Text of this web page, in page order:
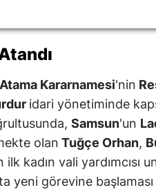
Kararnamesi'nin
idari yönetiminde
Samsun'un
olan Tuğçe Orhan,
kadın vali yardımcısı
yeni görevine başlaması